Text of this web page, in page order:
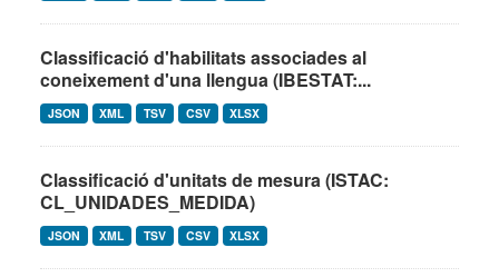
Classificació d'habilitats associades al
coneixement d'una llengua (IBESTAT:...
JSON XML TSV CSV XLSX
Classificació d'unitats de mesura (ISTAC:
CL_UNIDADES_MEDIDA)
JSON XML TSV CSV XLSX